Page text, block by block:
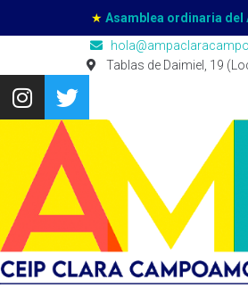
★ Asamblea ordinaria del
Tablas de Daimiel, 19